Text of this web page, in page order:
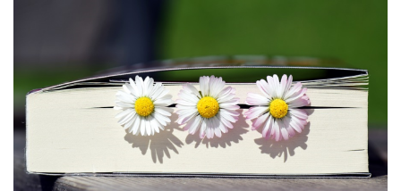
wolność od stresu
miłość i rodzina
wychowanie dzieci